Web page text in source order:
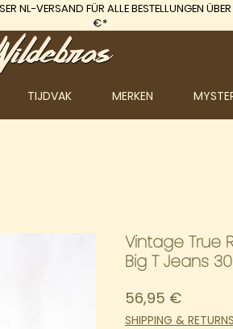
TIJDVAK MERKEN
NL-VERSAND FÜR ALLE BESTELLUNGEN
€*
Vintage True
Big T Jeans 30
56,95 €Preis
SHIPPING & RETURNS